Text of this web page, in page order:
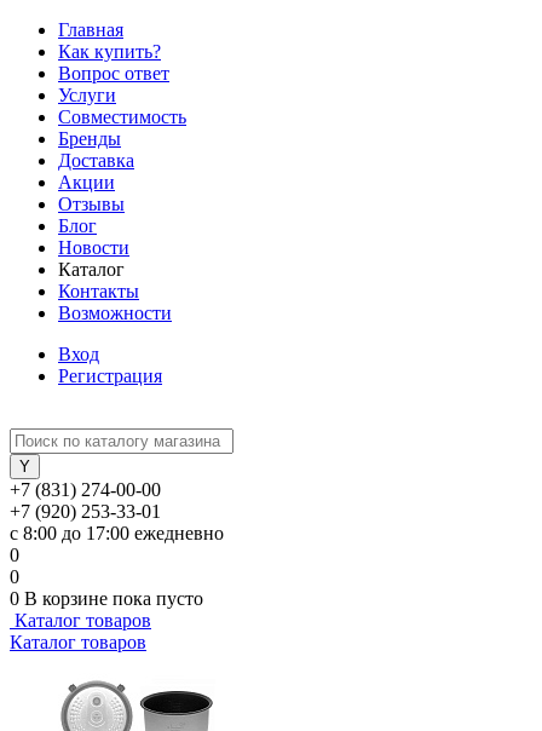
Главная
Как купить?
Вопрос ответ
Услуги
Совместимость
Бренды
Доставка
Акции
Отзывы
Блог
Новости
Каталог
Контакты
Возможности
Вход
Регистрация
+7 (831) 274-00-00
+7 (920) 253-33-01
с 8:00 до 17:00 ежедневно
0
0
0 В корзине пока пусто
Каталог товаров
Каталог товаров